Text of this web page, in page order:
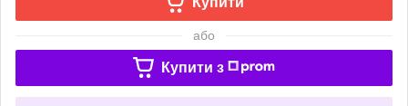
або
Купити з